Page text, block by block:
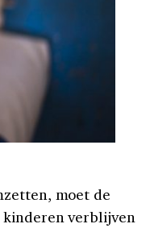
moet de
verblijven